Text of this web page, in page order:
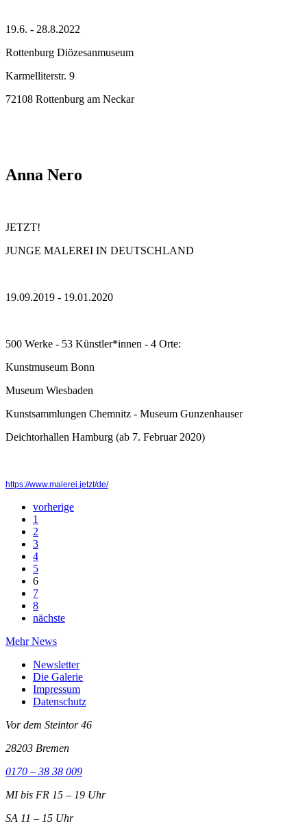
19.6. - 28.8.2022
Rottenburg Diözesanmuseum
Karmelliterstr. 9
72108 Rottenburg am Neckar
Anna Nero
JETZT!
JUNGE MALEREI IN DEUTSCHLAND
19.09.2019 - 19.01.2020
500 Werke - 53 Künstler*innen - 4 Orte:
Kunstmuseum Bonn
Museum Wiesbaden
Kunstsammlungen Chemnitz - Museum Gunzenhauser
Deichtorhallen Hamburg (ab 7. Februar 2020)
https://www.malerei.jetzt/de/
vorherige
1
2
3
4
5
6
7
8
nächste
Mehr News
Newsletter
Die Galerie
Impressum
Datenschutz
Vor dem Steintor 46
28203 Bremen
0170 – 38 38 009
MI bis FR 15 – 19 Uhr
SA 11 – 15 Uhr